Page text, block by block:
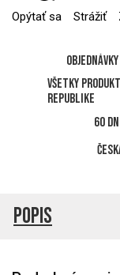
Opýtať sa Strážiť
Všetky
republike
60
Popis